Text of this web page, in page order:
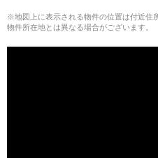
※地図上に表示される物件の位置は付近住
物件所在地とは異なる場合がございます。